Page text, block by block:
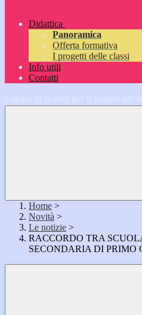
Didattica
Panoramica
Offerta formativa
I progetti delle classi
Info utili
Contatti
Home >
Novità >
Le notizie >
RACCORDO TRA
SECONDARIA DI PRIMO